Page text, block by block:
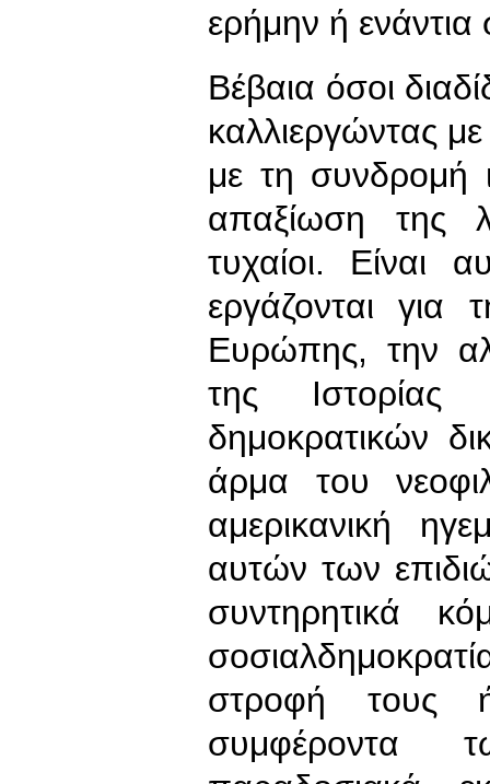
ερήμην ή
Βέβαια όσοι
καλλιεργώντας
με τη συνδρομή
απαξίωση της
τυχαίοι. Είναι
εργάζονται για
Ευρώπης, την
της
δημοκρατικών
άρμα του
αμερικανική
αυτών των
συντηρητικά
στροφή τους
συμφέροντα